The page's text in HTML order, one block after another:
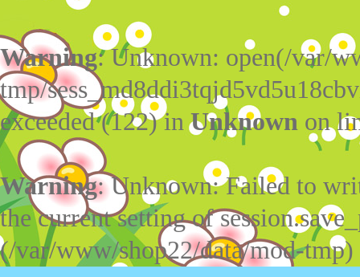
Warning: Unknown: open(/var/
tmp/
exceeded (122) inUnknown on
Warning: Unknown: Failed to
the current setting of
(/var/www/shop22/data/mod-